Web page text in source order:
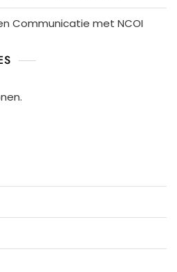
Communicatie met NCOI